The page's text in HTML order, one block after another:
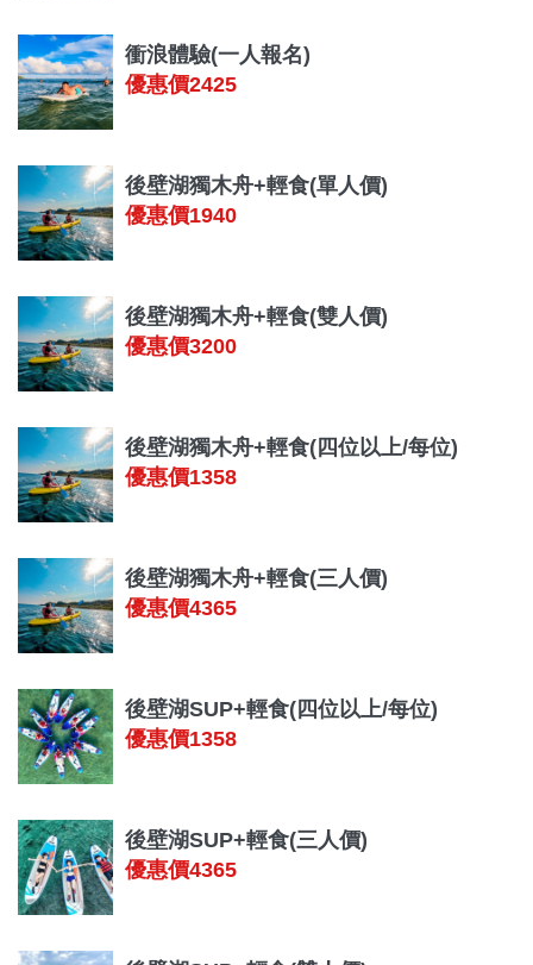
衝浪體驗(一人報名)
優惠價2425
後壁湖獨木舟+輕食(單人價)
優惠價1940
後壁湖獨木舟+輕食(雙人價)
優惠價3200
後壁湖獨木舟+輕食(四位以上/每位)
優惠價1358
後壁湖獨木舟+輕食(三人價)
優惠價4365
後壁湖SUP+輕食(四位以上/每位)
優惠價1358
後壁湖SUP+輕食(三人價)
優惠價4365